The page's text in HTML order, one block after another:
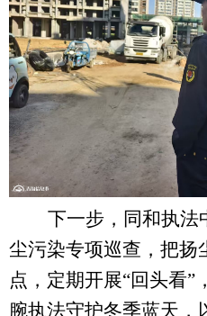
下一步， 同和执法
尘污染专项巡查，把扬
点，定期开展“回头看”
腕执法守护冬季蓝天，